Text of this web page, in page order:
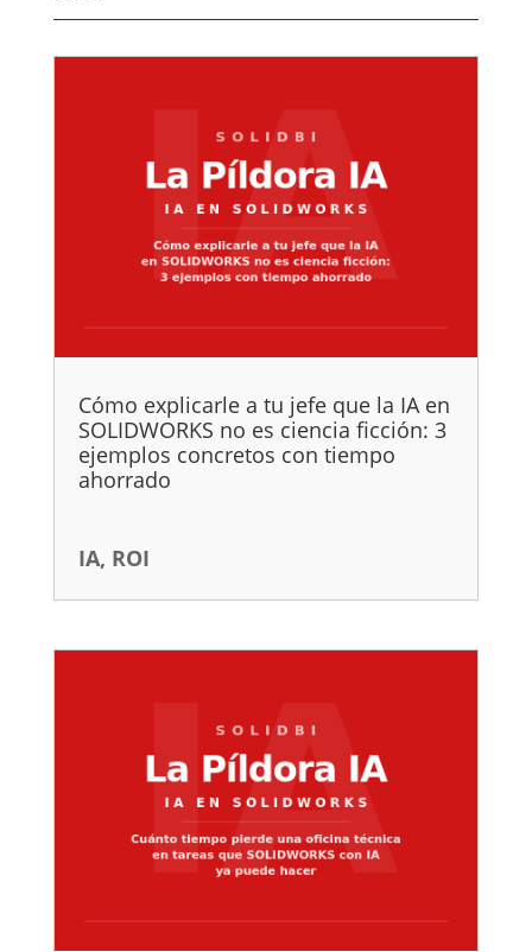
Cómo explicarle a tu jefe que la IA en
SOLIDWORKS no es ciencia ficción: 3
ejemplos concretos con tiempo
ahorrado
IA, ROI